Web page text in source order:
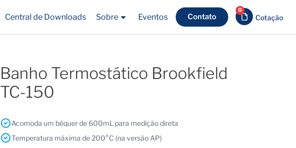
Central de Downloads Sobre Eventos Contato
0
Banho Termostático Brookfield
TC-150
Acomoda um béquer de 600mL para medição direta
Temperatura máxima de 200°C (na versão AP)